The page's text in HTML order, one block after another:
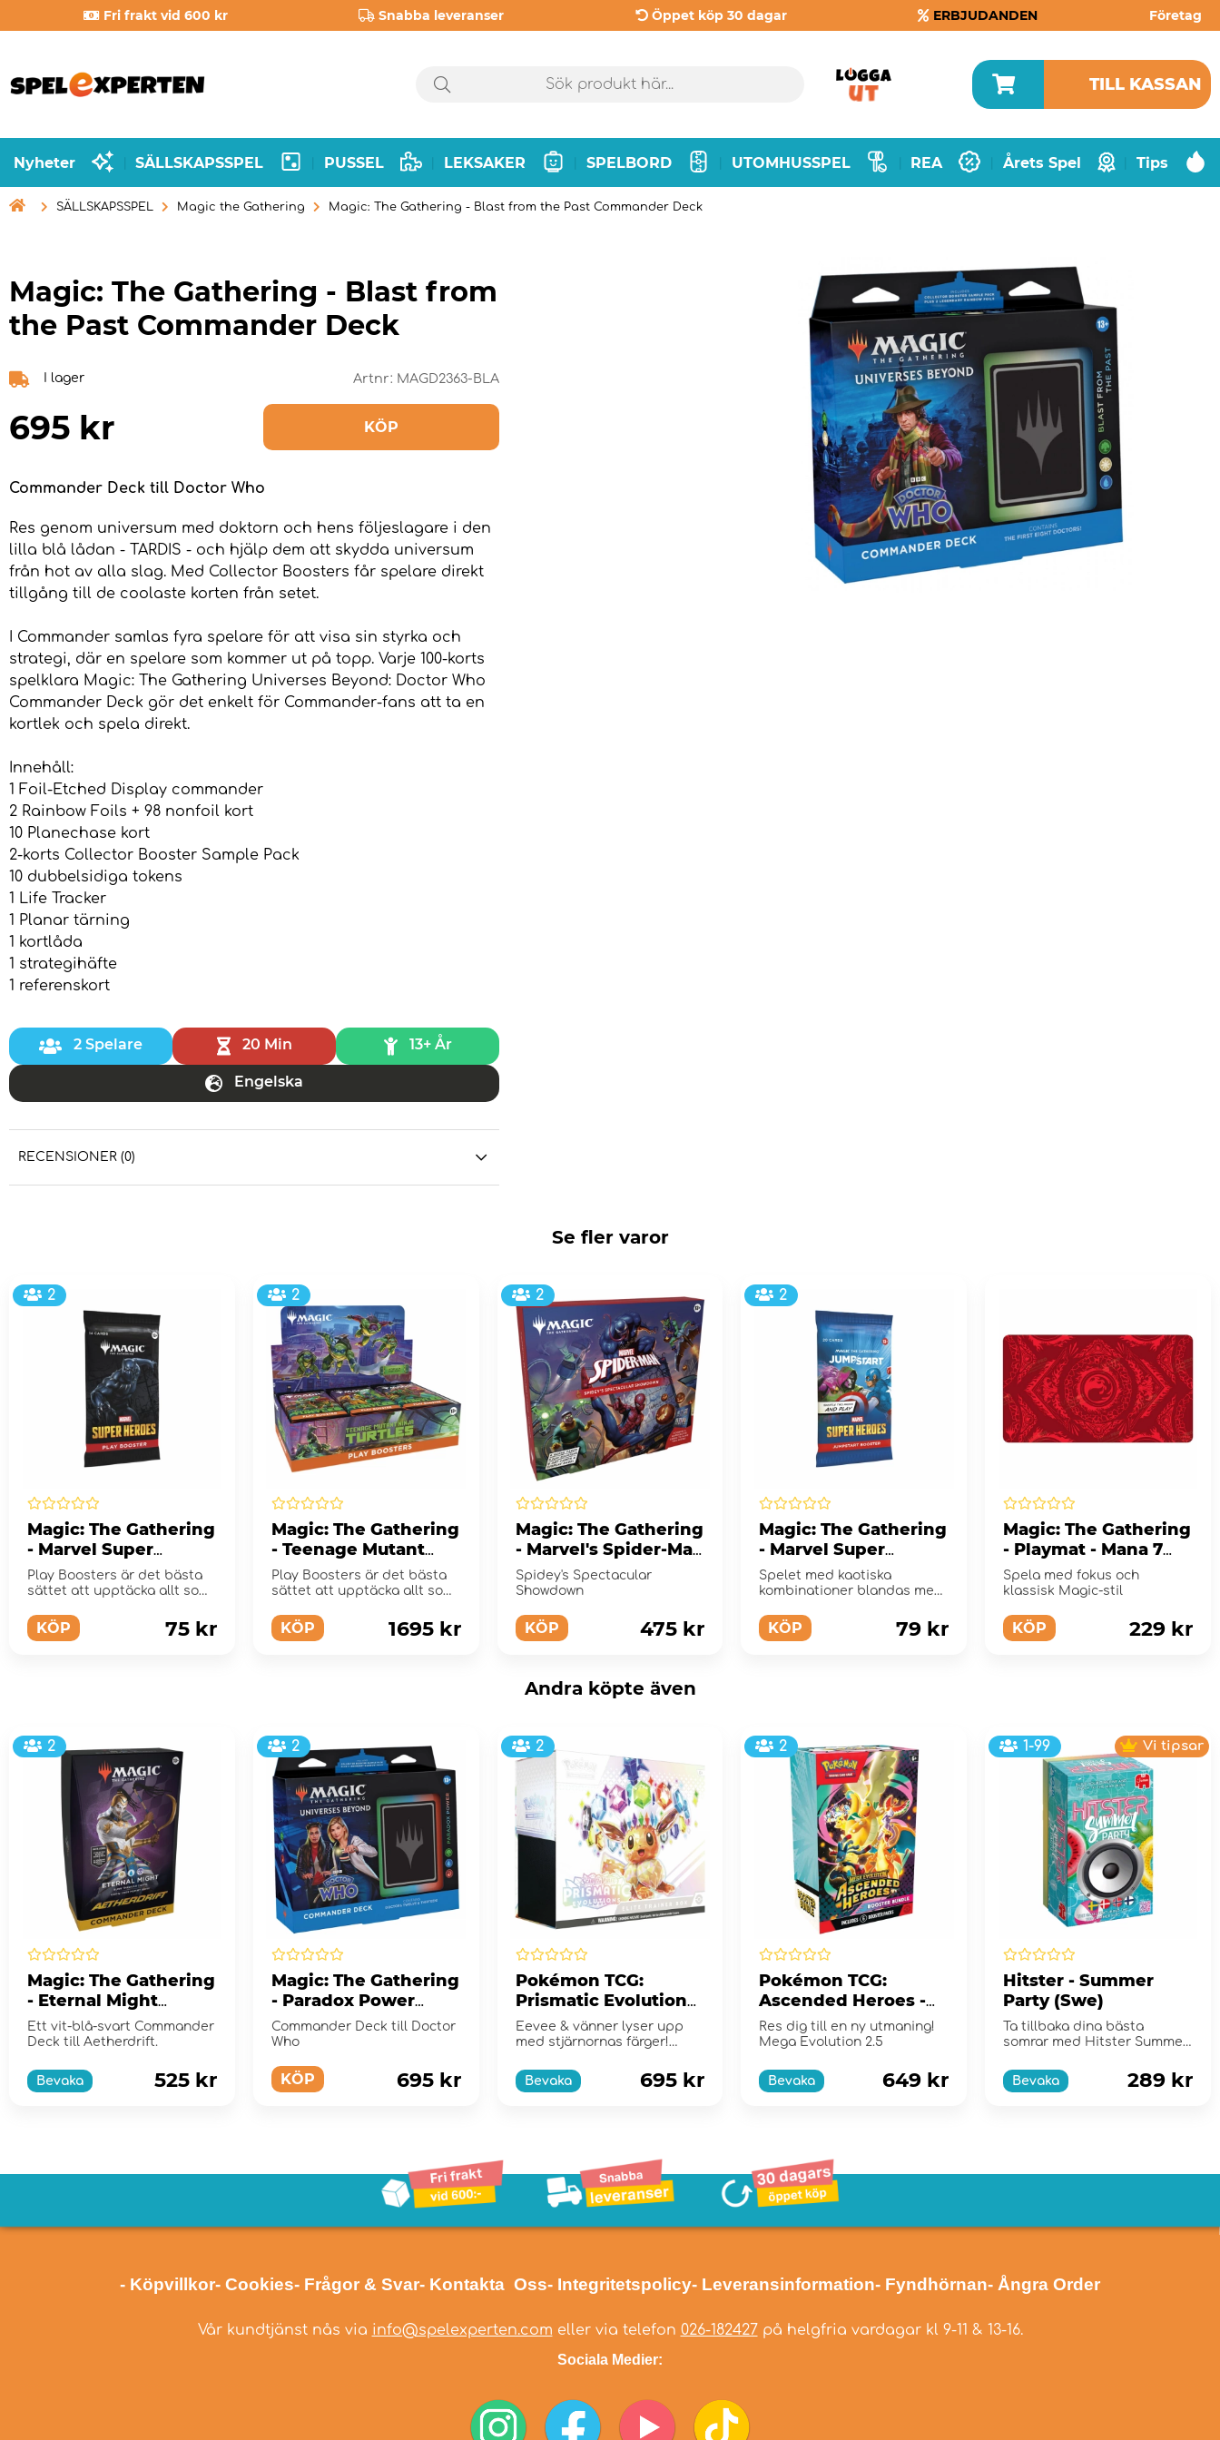
Fri frakt vid 600 kr Snabba leveranser Öppet köp 30 dagar ERBJUDANDEN Företag
TILL KASSAN
Nyheter SÄLLSKAPSSPEL PUSSEL LEKSAKER SPELBORD UTOMHUSSPEL REA Årets Spel Tips
 SÄLLSKAPSSPEL Magic the Gathering Magic: The Gathering - Blast from the Past Commander Deck
Magic: The Gathering - Blast from
the Past Commander Deck
I lager Artnr: MAGD2363-BLA
695 kr KÖP
Commander Deck till Doctor Who
Res genom universum med doktorn och hens följeslagare i den
lilla blå lådan - TARDIS - och hjälp dem att skydda universum
från hot av alla slag. Med Collector Boosters får spelare direkt
tillgång till de coolaste korten från setet.
I Commander samlas fyra spelare för att visa sin styrka och
strategi, där en spelare som kommer ut på topp. Varje 100-korts
spelklara Magic: The Gathering Universes Beyond: Doctor Who
Commander Deck gör det enkelt för Commander-fans att ta en
kortlek och spela direkt.
Innehåll:
1 Foil-Etched Display commander
2 Rainbow Foils + 98 nonfoil kort
10 Planechase kort
2-korts Collector Booster Sample Pack
10 dubbelsidiga tokens
1 Life Tracker
1 Planar tärning
1 kortlåda
1 strategihäfte
1 referenskort
2 Spelare 20 Min 13+ År
Engelska
RECENSIONER (0)
Se fler varor
2
Magic: The Gathering
- Marvel Super
Heroes Play Booster
Pack
Play Boosters är det bästa
sättet att upptäcka allt som
KÖP 75 kr
2
Magic: The Gathering
- Teenage Mutant
Ninja Turtles Play
Booster Display
Play Boosters är det bästa
sättet att upptäcka allt som
KÖP 1695 kr
2
Magic: The Gathering
- Marvel's Spider-Man
Scene Box
Spidey's Spectacular
Showdown
KÖP 475 kr
2
Magic: The Gathering
- Marvel Super
Heroes Jumpstart
Booster Pack
Spelet med kaotiska
kombinationer blandas med
KÖP 79 kr
Magic: The Gathering
- Playmat - Mana 7
Mountain
Spela med fokus och
klassisk Magic-stil
KÖP 229 kr
Andra köpte även
2
Magic: The Gathering
- Eternal Might
Commander Deck
Ett vit-blå-svart Commander
Deck till Aetherdrift.
Bevaka 525 kr
2
Magic: The Gathering
- Paradox Power
Commander Deck
Commander Deck till Doctor
Who
KÖP 695 kr
2
Pokémon TCG:
Prismatic Evolutions
Elite Trainer Box
Eevee & vänner lyser upp
med stjärnornas färger!
Bevaka
695 kr
2
Pokémon TCG:
Ascended Heroes -
Booster Bundle
Res dig till en ny utmaning!
Mega Evolution 2.5
Bevaka 649 kr
1-99 Vi tipsar
Hitster - Summer
Party (Swe)
Ta tillbaka dina bästa
somrar med Hitster Summer
Bevaka
289 kr
- Köpvillkor- Cookies- Frågor & Svar- Kontakta Oss- Integritetspolicy- Leveransinformation- Fyndhörnan- Ångra Order
Vår kundtjänst nås via info@spelexperten.com eller via telefon 026-182427på helgfria vardagar kl 9-11 & 13-16.
Sociala Medier: